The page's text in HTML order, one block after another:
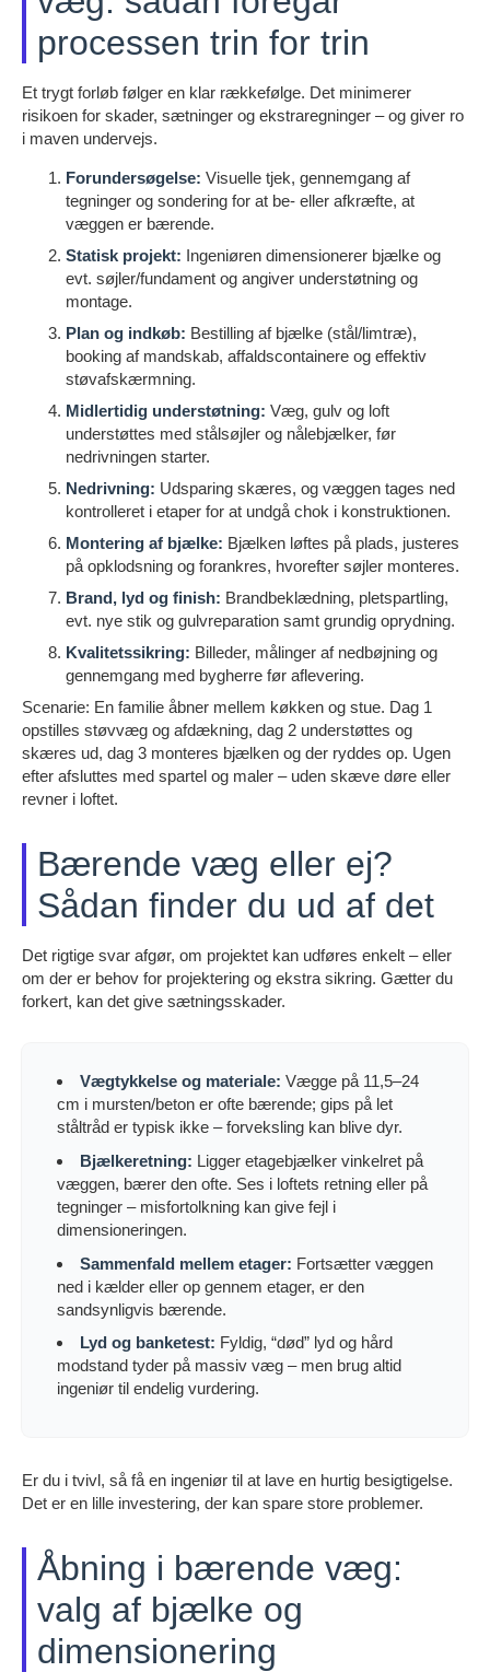
processen trin for trin
Et trygt forløb følger en klar rækkefølge. Det minimerer
risikoen for skader, sætninger og ekstraregninger – og giver ro
i maven undervejs.
Forundersøgelse: Visuelle tjek, gennemgang af
tegninger og sondering for at be- eller afkræfte, at
væggen er bærende.
Statisk projekt: Ingeniøren dimensionerer bjælke og
evt. søjler/fundament og angiver understøtning og
montage.
Plan og indkøb: Bestilling af bjælke (stål/limtræ),
booking af mandskab, affaldscontainere og effektiv
støvafskærmning.
Midlertidig understøtning: Væg, gulv og loft
understøttes med stålsøjler og nålebjælker, før
nedrivningen starter.
Nedrivning: Udsparing skæres, og væggen tages ned
kontrolleret i etaper for at undgå chok i konstruktionen.
Montering af bjælke: Bjælken løftes på plads, justeres
på opklodsning og forankres, hvorefter søjler monteres.
Brand, lyd og finish: Brandbeklædning, pletspartling,
evt. nye stik og gulvreparation samt grundig oprydning.
Kvalitetssikring: Billeder, målinger af nedbøjning og
gennemgang med bygherre før aflevering.
Scenarie: En familie åbner mellem køkken og stue. Dag 1
opstilles støvvæg og afdækning, dag 2 understøttes og
skæres ud, dag 3 monteres bjælken og der ryddes op. Ugen
efter afsluttes med spartel og maler – uden skæve døre eller
revner i loftet.
Bærende væg eller ej?
Sådan finder du ud af det
Det rigtige svar afgør, om projektet kan udføres enkelt – eller
om der er behov for projektering og ekstra sikring. Gætter du
forkert, kan det give sætningsskader.
Vægtykkelse og materiale: Vægge på 11,5–24
cm i mursten/beton er ofte bærende; gips på let
ståltråd er typisk ikke – forveksling kan blive dyr.
Bjælkeretning: Ligger etagebjælker vinkelret på
væggen, bærer den ofte. Ses i loftets retning eller på
tegninger – misfortolkning kan give fejl i
dimensioneringen.
Sammenfald mellem etager: Fortsætter væggen
ned i kælder eller op gennem etager, er den
sandsynligvis bærende.
Lyd og banketest: Fyldig, “død” lyd og hård
modstand tyder på massiv væg – men brug altid
ingeniør til endelig vurdering.
Er du i tvivl, så få en ingeniør til at lave en hurtig besigtigelse.
Det er en lille investering, der kan spare store problemer.
Åbning i bærende væg:
valg af bjælke og
dimensionering